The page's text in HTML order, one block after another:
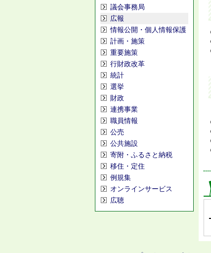
議会事務局
広報
情報公開・個人情報保護
計画・施策
重要施策
行財政改革
統計
選挙
財政
連携事業
職員情報
公売
公共施設
寄附・ふるさと納税
移住・定住
例規集
オンラインサービス
広聴